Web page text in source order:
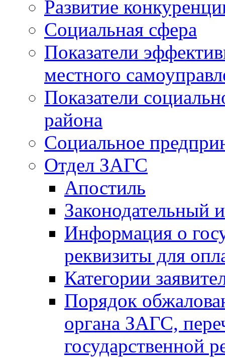
Развитие
Социальная сфера
Показатели
местного
Показатели
района
Социальное
Отдел ЗАГС
Апостиль
Законодательный
Информация о
реквизиты для
Категории
Порядок
органа ЗАГС,
государственной